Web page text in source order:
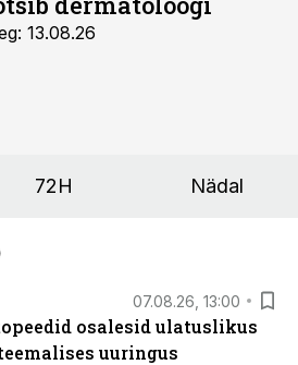
autismi päritolu,
13.08.26
72H Nädal
07.08.26, 13:00
osalesid ulatuslikus
uuringus